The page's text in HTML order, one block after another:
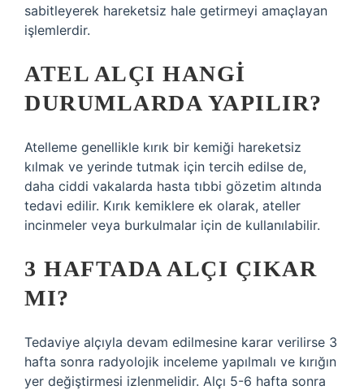
sabitleyerek hareketsiz hale getirmeyi amaçlayan
işlemlerdir.
ATEL ALÇI HANGI
DURUMLARDA YAPILIR?
Atelleme genellikle kırık bir kemiği hareketsiz
kılmak ve yerinde tutmak için tercih edilse de,
daha ciddi vakalarda hasta tıbbi gözetim altında
tedavi edilir. Kırık kemiklere ek olarak, ateller
incinmeler veya burkulmalar için de kullanılabilir.
3 HAFTADA ALÇI ÇIKAR
MI?
Tedaviye alçıyla devam edilmesine karar verilirse 3
hafta sonra radyolojik inceleme yapılmalı ve kırığın
yer değiştirmesi izlenmelidir. Alçı 5-6 hafta sonra